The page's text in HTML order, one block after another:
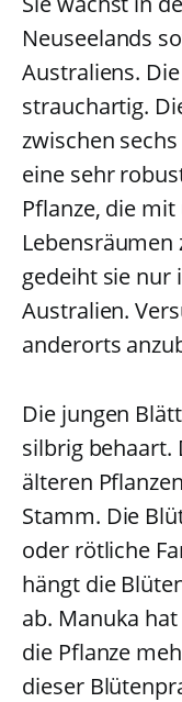
Neuseelands
Australiens.
strauchartig.
zwischen
eine sehr
Pflanze, die
gedeiht sie nur
Australien.
anderorts
Die jungen
silbrig behaart.
älteren
Stamm. Die
oder rötliche
hängt die
ab. Manuka
die Pflanze
dieser